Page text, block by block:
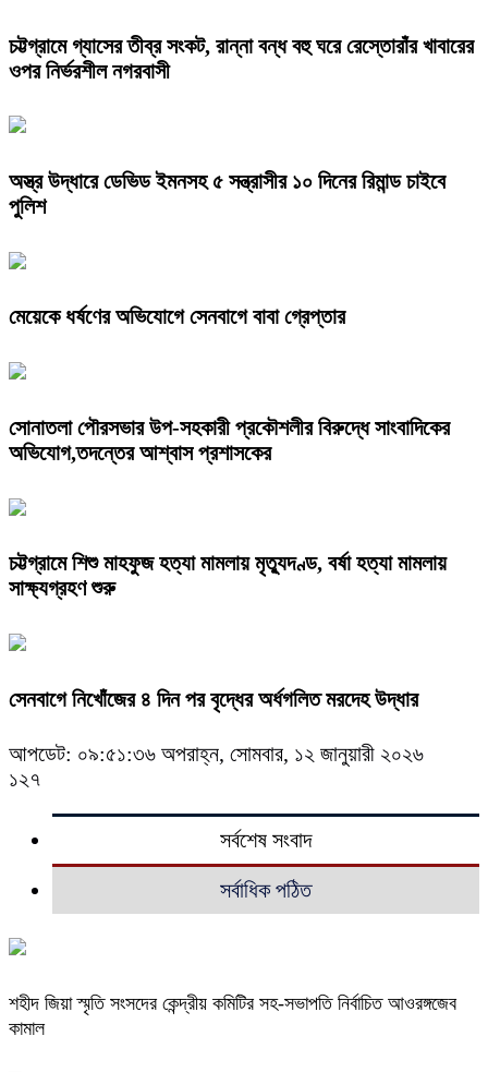
চট্টগ্রামে গ্যাসের তীব্র সংকট, রান্না বন্ধ বহু ঘরে রেস্তোরাঁর খাবারের
ওপর নির্ভরশীল নগরবাসী
অস্ত্র উদ্ধারে ডেভিড ইমনসহ ৫ সন্ত্রাসীর ১০ দিনের রিমান্ড চাইবে
পুলিশ
মেয়েকে ধর্ষণের অভিযোগে সেনবাগে বাবা গ্রেপ্তার
সোনাতলা পৌরসভার উপ-সহকারী প্রকৌশলীর বিরুদ্ধে সাংবাদিকের
অভিযোগ,তদন্তের আশ্বাস প্রশাসকের
চট্টগ্রামে শিশু মাহফুজ হত্যা মামলায় মৃত্যুদণ্ড, বর্ষা হত্যা মামলায়
সাক্ষ্যগ্রহণ শুরু
সেনবাগে নিখোঁজের ৪ দিন পর বৃদ্ধের অর্ধগলিত মরদেহ উদ্ধার
আপডেট: ০৯:৫১:৩৬ অপরাহ্ন, সোমবার, ১২ জানুয়ারী ২০২৬
১২৭
সর্বশেষ সংবাদ
সর্বাধিক পঠিত
শহীদ জিয়া স্মৃতি সংসদের কেন্দ্রীয় কমিটির সহ-সভাপতি নির্বাচিত আওরঙ্গজেব
কামাল